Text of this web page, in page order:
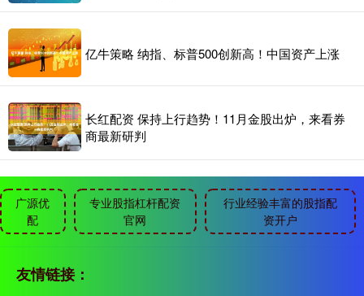
亿牛策略 纳指、标普500创新高！中国资产上涨
长红配资 保持上行趋势！11月金股出炉，来看券
商最新研判
广源优
配
专业股指杠杆配资
官网
行业经验丰富的股指配
资开户
友情链接：